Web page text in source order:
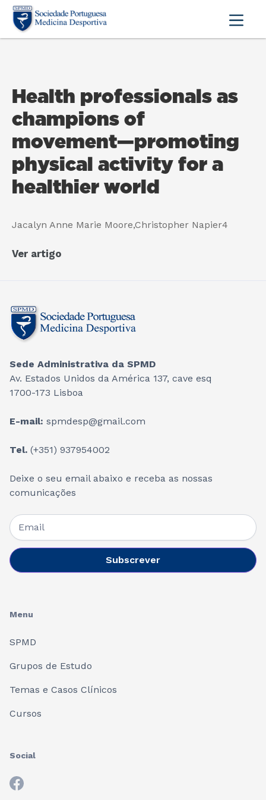
Health professionals as
champions of
movement—promoting
physical activity for a
healthier world
Jacalyn Anne Marie Moore,Christopher Napier4
Ver artigo
Sede Administrativa da SPMD
Av. Estados Unidos da América 137, cave esq
1700-173 Lisboa
E-mail: spmdesp@gmail.com
Tel. (+351) 937954002
Deixe o seu email abaixo e receba as nossas
comunicações
Menu
SPMD
Grupos de Estudo
Temas e Casos Clínicos
Cursos
Social